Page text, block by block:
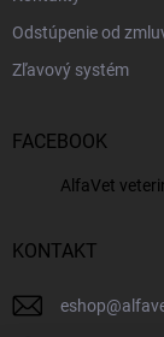
Odstúpenie od
Zľavový systém
FACEBOOK
AlfaVet
KONTAKT
eshop@